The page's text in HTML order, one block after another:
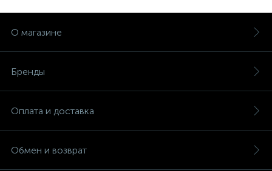
О магазине
Бренды
Оплата и доставка
Обмен и возврат